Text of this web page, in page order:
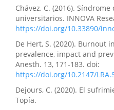
Chávez, C. (2016).
universitarios. INNOVA
https://doi.org/10.33890/
De Hert, S. (2020). Burnout
prevalence, impact and
Anesth. 13, 171-183. doi:
https://doi.org/10.2147/
Dejours, C. (2020). El
Topía.